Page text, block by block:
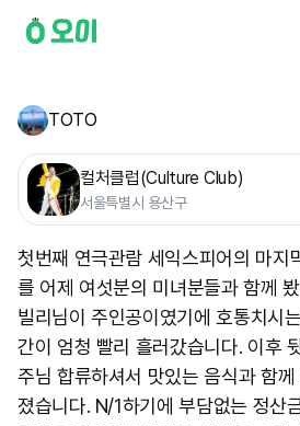
TOTO
컬처클럽(Culture Club)
서울특별시 용산구
첫번째 연극관람 세익스피어의 마지
를 어제 여섯분의 미녀분들과 함께
빌리님이 주인공이였기에 호통치시
간이 엄청 빨리 흘러갔습니다. 이후
주님 합류하셔서 맛있는 음식과 함
졌습니다. N/1하기에 부담없는 정산